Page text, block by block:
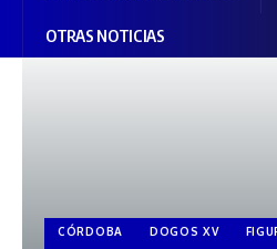
OTRAS NOTICIAS
CÓRDOBA DOGOS XV